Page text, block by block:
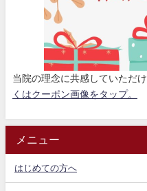
当院の理念に共感していただ
くはクーポン画像をタップ。
メニュー
はじめての方へ